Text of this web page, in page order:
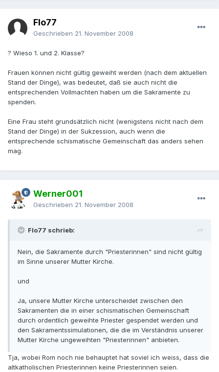
Flo77
Geschrieben 21. November 2008
? Wieso 1. und 2. Klasse?
Frauen können nicht gültig geweiht werden (nach dem aktuellen
Stand der Dinge), was bedeutet, daß sie auch nicht die
entsprechenden Vollmachten haben um die Sakramente zu
spenden.
Eine Frau steht grundsätzlich nicht (wenigstens nicht nach dem
Stand der Dinge) in der Sukzession, auch wenn die
entsprechende schismatische Gemeinschaft das anders sehen
mag.
Werner001
Geschrieben 21. November 2008
Flo77 schrieb:
Nein, die Sakramente durch "Priesterinnen" sind nicht gültig
im Sinne unserer Mutter Kirche.
und
Ja, unsere Mutter Kirche unterscheidet zwischen den
Sakramenten die in einer schismatischen Gemeinschaft
durch ordentlich geweihte Priester gespendet werden und
den Sakramentssimulationen, die die im Verständnis unserer
Mutter Kirche ungeweihten "Priesterinnen" anbieten.
Tja, wobei Rom noch nie behauptet hat soviel ich weiss, dass die
altkatholischen Priesterinnen keine Priesterinnen seien.